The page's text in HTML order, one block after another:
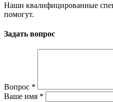
Наши квалифицированные
помогут.
Задать вопрос
Вопрос *
Ваше имя *